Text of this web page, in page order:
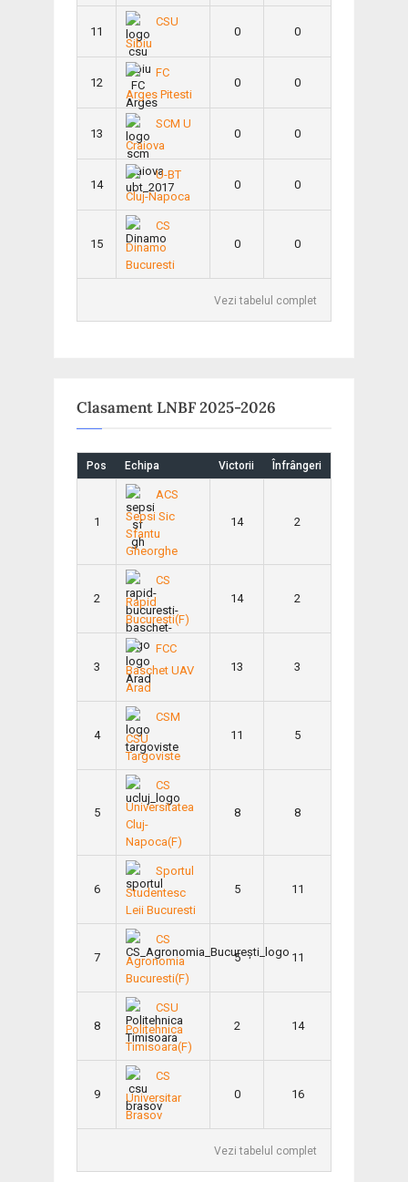
11
CSU
Sibiu
0 0
12
FC
Arges Pitesti
0 0
13
SCM U
Craiova
0 0
14
U-BT
Cluj-Napoca
0 0
15
CS
Dinamo
Bucuresti
0 0
Vezi tabelul complet
Clasament LNBF 2025-2026
Pos Echipa Victorii Înfrângeri
1
ACS
Sepsi Sic
Sfantu
Gheorghe
14 2
2
CS
Rapid
Bucuresti(F)
14 2
3
FCC
Baschet UAV
Arad
13 3
4
CSM
CSU
Targoviste
11 5
5
CS
Universitatea
Cluj-
Napoca(F)
8 8
6
Sportul
Studentesc
Leii Bucuresti
5 11
7
CS
Agronomia
Bucuresti(F)
5 11
8
CSU
Politehnica
Timisoara(F)
2 14
9
CS
Universitar
Brasov
0 16
Vezi tabelul complet